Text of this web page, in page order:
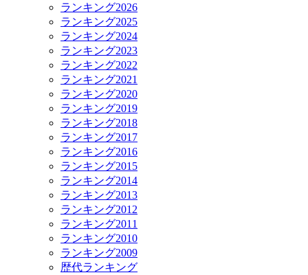
ランキング2026
ランキング2025
ランキング2024
ランキング2023
ランキング2022
ランキング2021
ランキング2020
ランキング2019
ランキング2018
ランキング2017
ランキング2016
ランキング2015
ランキング2014
ランキング2013
ランキング2012
ランキング2011
ランキング2010
ランキング2009
歴代ランキング